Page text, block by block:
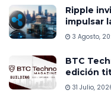
Ripple
impulsar
3 Agosto,
BTC
edición
31 Julio,